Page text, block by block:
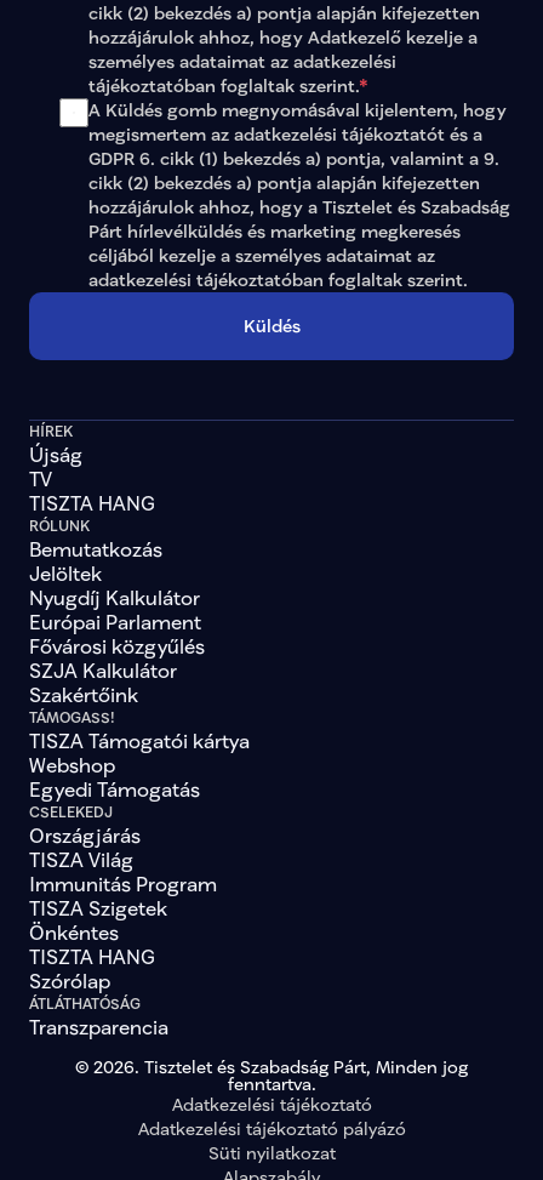
cikk (2) bekezdés a) pontja alapján kifejezetten
hozzájárulok ahhoz, hogy Adatkezelő kezelje a
személyes adataimat az adatkezelési
tájékoztatóban foglaltak szerint.*
A Küldés gomb megnyomásával kijelentem, hogy
megismertem az adatkezelési tájékoztatót és a
GDPR 6. cikk (1) bekezdés a) pontja, valamint a 9.
cikk (2) bekezdés a) pontja alapján kifejezetten
hozzájárulok ahhoz, hogy a Tisztelet és Szabadság
Párt hírlevélküldés és marketing megkeresés
adatkezelési tájékoztatóban foglaltak szerint.
Küldés
HÍREK
Újság
TV
TISZTA HANG
RÓLUNK
Bemutatkozás
Jelöltek
Nyugdíj Kalkulátor
Európai Parlament
Fővárosi közgyűlés
SZJA Kalkulátor
Szakértőink
TÁMOGASS!
TISZA Támogatói kártya
Webshop
Egyedi Támogatás
CSELEKEDJ
Országjárás
TISZA Világ
Immunitás Program
TISZA Szigetek
Önkéntes
TISZTA HANG
Szórólap
ÁTLÁTHATÓSÁG
Transzparencia
© 2026. Tisztelet és Szabadság Párt, Minden jog
fenntartva.
Adatkezelési tájékoztató
Adatkezelési tájékoztató pályázó
Süti nyilatkozat